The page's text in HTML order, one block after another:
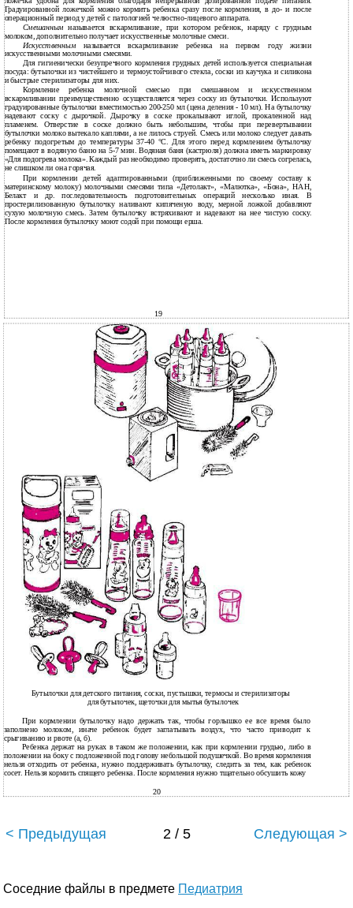
Градуированной ложечкой можно кормить ребенка сразу после кормления, в до- и после
операционный период у детей с патологией челюстно-лицевого аппарата.
Смешаннымназывается вскармливание, при котором ребенок, наряду с грудным
молоком, дополнительно получает искусственные молочные смеси.
Искусственным называется вскармливание ребенка на первом году жизни
искусственными молочными смесями.
Для гигиенически безупречного кормления грудных детей используется специальная
посуда: бутылочки из чистейшего и термоустойчивого стекла, соски из каучука и силикона
и быстрые стерилизаторы для них.
Кормление ребенка молочной смесью при смешанном и искусственном
вскармливании преимущественно осуществляется через соску из бутылочки. Используют
градуированные бутылочки вместимостью 200-250 мл (цена деления - 10 мл). На бутылочку
надевают соску с дырочкой. Дырочку в соске прокалывают иглой, прокаленной над
пламенем. Отверстие в соске должно быть небольшим, чтобы при перевертывании
бутылочки молоко вытекало каплями, а не лилось струей. Смесь или молоко следует давать
ребенку подогретым до температуры 37-40 °С. Для этого перед кормлением бутылочку
помещают в водяную баню на 5-7 мин. Водяная баня (кастрюля) должна иметь маркировку
«Для подогрева молока». Каждый раз необходимо проверять, достаточно ли смесь согрелась,
не слишком ли она горячая.
При кормлении детей адаптированными (приближенными по своему составу к
материнскому молоку) молочными смесями типа «Детолакт», «Малютка», «Бона», НАН,
Белакт и др. последовательность подготовительных операций несколько иная. В
простерилизованную бутылочку наливают кипяченую воду, мерной ложкой добавляют
сухую молочную смесь. Затем бутылочку встряхивают и надевают на нее чистую соску.
После кормления бутылочку моют содой при помощи ерша.
19
Бутылочки для детского питания, соски, пустышки, термосы и стерилизаторы
для бутылочек, щеточки для мытья бутылочек
При кормлении бутылочку надо держать так, чтобы горлышко ее все время было
заполнено молоком, иначе ребенок будет заглатывать воздух, что часто приводит к
срыгиванию и рвоте (а, б).
Ребенка держат на руках в таком же положении, как при кормлении грудью, либо в
положении на боку с подложенной под голову небольшой подушечкой. Во время кормления
нельзя отходить от ребенка, нужно поддерживать бутылочку, следить за тем, как ребенок
сосет. Нельзя кормить спящего ребенка. После кормления нужно тщательно обсушить кожу
20
< Предыдущая 2 / 5 Следующая >
Соседние файлы в предмете Педиатрия